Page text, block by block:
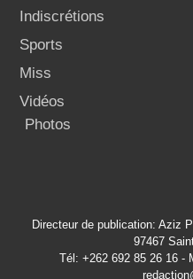
Indiscrétions
Sports
Miss
Vidéos
Photos
Directeur de publication: Aziz
97467
Tél: +262 692 85 26 16 -